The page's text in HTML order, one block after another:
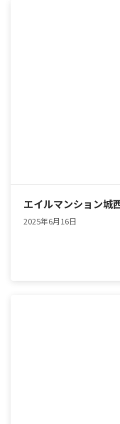
エイルマンション城
2025年6月16日